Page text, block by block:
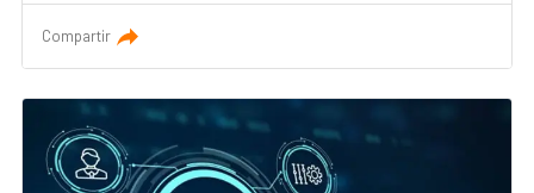
Compartir